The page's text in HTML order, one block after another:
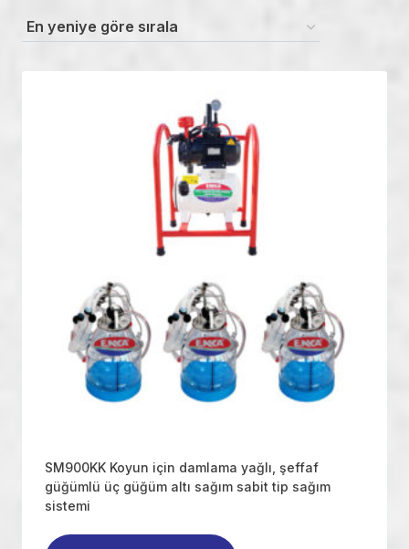
SM900KK Koyun için damlama yağlı, şeffaf
güğümlü üç güğüm altı sağım sabit tip sağım
sistemi